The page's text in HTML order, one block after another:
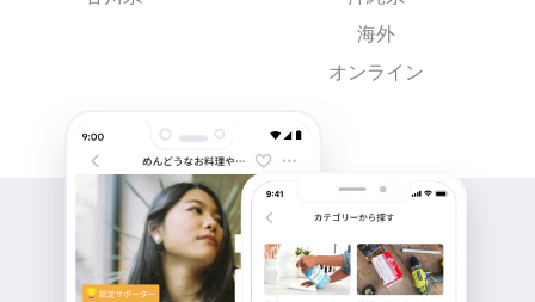
海外
オンライン